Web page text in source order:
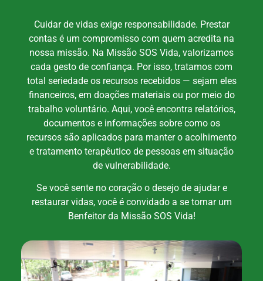
Cuidar de vidas exige responsabilidade. Prestar
contas é um compromisso com quem acredita na
nossa missão. Na Missão SOS Vida, valorizamos
cada gesto de confiança. Por isso, tratamos com
total seriedade os recursos recebidos — sejam eles
financeiros, em doações materiais ou por meio do
trabalho voluntário. Aqui, você encontra relatórios,
documentos e informações sobre como os
recursos são aplicados para manter o acolhimento
e tratamento terapêutico de pessoas em situação
de vulnerabilidade.
Se você sente no coração o desejo de ajudar e
restaurar vidas, você é convidado a se tornar um
Benfeitor da Missão SOS Vida!